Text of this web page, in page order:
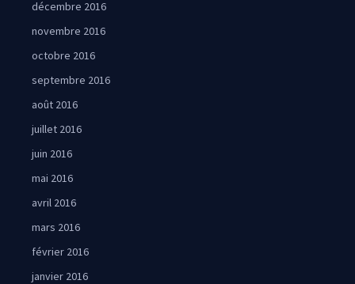
décembre 2016
novembre 2016
octobre 2016
septembre 2016
août 2016
juillet 2016
juin 2016
mai 2016
avril 2016
mars 2016
février 2016
janvier 2016